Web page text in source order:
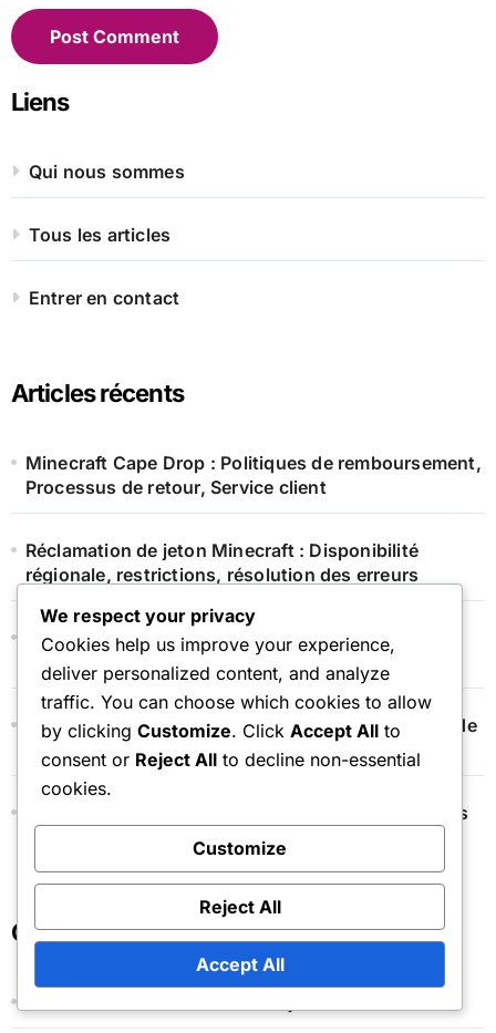
Liens
Qui nous sommes
Tous les articles
Entrer en contact
Articles récents
Minecraft Cape Drop : Politiques de remboursement,
Processus de retour, Service client
Réclamation de jeton Minecraft : Disponibilité
régionale, restrictions, résolution des erreurs
Minecraft Cape Drop : Conseils de sécurité, Éviter
les arnaques, Processus de vérification
Minecraft Token Claim : Échange de skins, packs de
textures, mondes
Carte-cadeau Minecraft : Achats en gros, Comptes
professionnels, Remises éducatives
Catégories
We respect your privacy
Cookies help us improve your experience,
deliver personalized content, and analyze
traffic. You can choose which cookies to allow
by clicking Customize. Click Accept All to
consent or Reject All to decline non-essential
cookies.
Customize
Reject All
Accept All